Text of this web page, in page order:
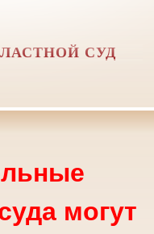
СУД
могут